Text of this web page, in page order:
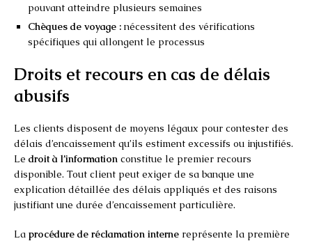
pouvant atteindre plusieurs semaines
Chèques de voyage : nécessitent des vérifications
spécifiques qui allongent le processus
Droits et recours en cas de délais
abusifs
Les clients disposent de moyens légaux pour contester des
délais d’encaissement qu’ils estiment excessifs ou injustifiés.
Le droit à l’information constitue le premier recours
disponible. Tout client peut exiger de sa banque une
explication détaillée des délais appliqués et des raisons
justifiant une durée d’encaissement particulière.
La procédure de réclamation interne représente la première